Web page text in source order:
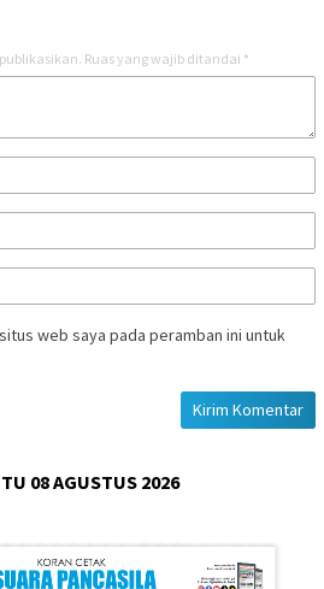
Ruas yang wajib ditandai *
web saya pada peramban ini untuk
08 AGUSTUS 2026